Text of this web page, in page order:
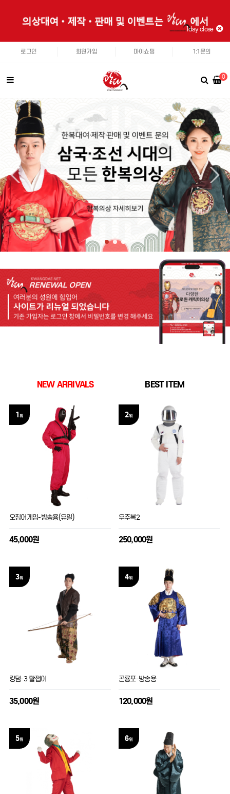
1day close
로그인 회원가입 마이쇼핑 1:1문의
0
NEW ARRIVALS BEST ITEM
오징어게임-방송용(유일)
45,000원
1 위
우주복2
250,000원
2위
킹덤-3 활잽이
35,000원
3위
곤룡포-방송용
120,000원
4위
5위 6위